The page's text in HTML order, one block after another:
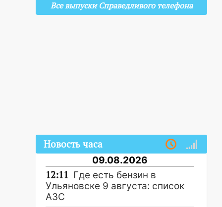
Все выпуски Справедливого телефона
Новость часа
09.08.2026
12:11 Где есть бензин в
Ульяновске 9 августа: список
АЗС